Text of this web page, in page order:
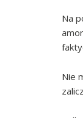
Na
Nie